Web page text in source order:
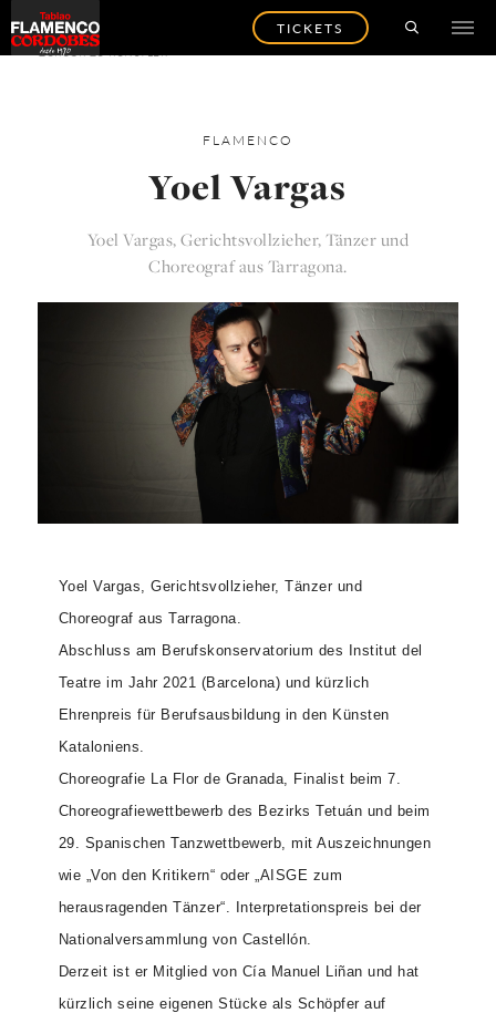
TICKETS
ZURÜCK ZU KÜNSTLER
FLAMENCO
Yoel Vargas
Yoel Vargas, Gerichtsvollzieher, Tänzer und
Choreograf aus Tarragona.
Yoel Vargas, Gerichtsvollzieher, Tänzer und
Choreograf aus Tarragona.
Abschluss am Berufskonservatorium des Institut del
Teatre im Jahr 2021 (Barcelona) und kürzlich
Ehrenpreis für Berufsausbildung in den Künsten
Kataloniens.
Choreografie La Flor de Granada, Finalist beim 7.
Choreografiewettbewerb des Bezirks Tetuán und beim
29. Spanischen Tanzwettbewerb, mit Auszeichnungen
wie „Von den Kritikern“ oder „AISGE zum
herausragenden Tänzer“. Interpretationspreis bei der
Nationalversammlung von Castellón.
Derzeit ist er Mitglied von Cía Manuel Liñan und hat
kürzlich seine eigenen Stücke als Schöpfer auf